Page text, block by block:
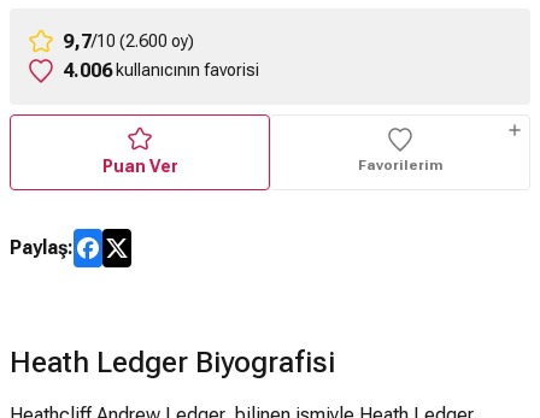
9,7/10 (2.600 oy)
4.006 kullanıcının favorisi
Puan Ver Favorilerim
Paylaş:
Heath Ledger Biyografisi